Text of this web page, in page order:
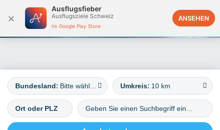
×
Ausflugsfieber
Ausflugsziele Schweiz
Im Google Play Store
ANSEHEN
Deutschland
Bundesland: Umkreis: 10 km